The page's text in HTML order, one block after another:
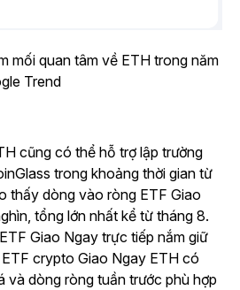
mối quan tâm về ETH trong năm
Trend
cũng có thể hỗ trợ lập trường
trong khoảng thời gian từ
thấy dòng vào ròng ETF Giao
tổng lớn nhất kể từ tháng 8.
Giao Ngay trực tiếp nắm giữ
crypto Giao Ngay ETH có
và dòng ròng tuần trước phù hợp